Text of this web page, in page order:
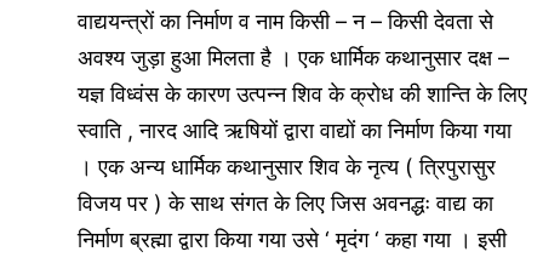
वाद्ययन्त्रों का निर्माण व नाम किसी – न – किसी देवता से
अवश्य जुड़ा हुआ मिलता है । एक धार्मिक कथानुसार दक्ष –
यज्ञ विध्वंस के कारण उत्पन्न शिव के क्रोध की शान्ति के लिए
स्वाति , नारद आदि ऋषियों द्वारा वाद्यों का निर्माण किया गया
। एक अन्य धार्मिक कथानुसार शिव के नृत्य ( त्रिपुरासुर
विजय पर ) के साथ संगत के लिए जिस अवनद्धः वाद्य का
निर्माण ब्रह्मा द्वारा किया गया उसे ‘ मृदंग ‘ कहा गया । इसी